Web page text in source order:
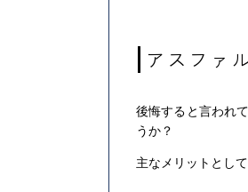
アスファ
後悔すると言われ
うか？
主なメリットとし